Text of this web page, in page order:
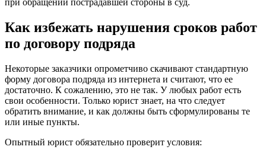
при обращении пострадавшей стороны в суд.
Как избежать нарушения сроков работ
по договору подряда
Некоторые заказчики опрометчиво скачивают стандартную
форму договора подряда из интернета и считают, что ее
достаточно. К сожалению, это не так. У любых работ есть
свои особенности. Только юрист знает, на что следует
обратить внимание, и как должны быть сформулированы те
или иные пункты.
Опытный юрист обязательно проверит условия: